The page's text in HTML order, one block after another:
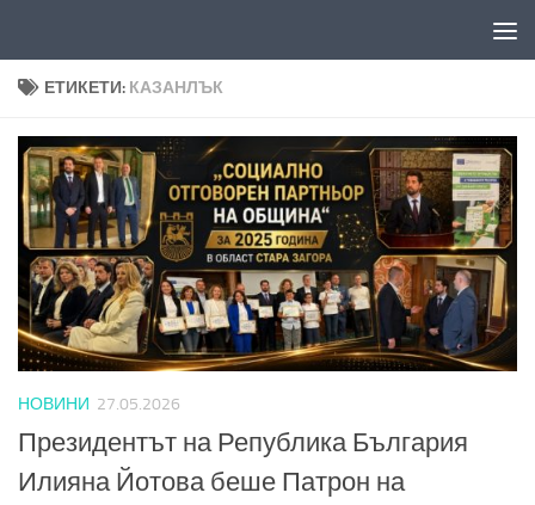
ЕТИКЕТИ: КАЗАНЛЪК
НОВИНИ 27.05.2026
Президентът на Република България
Илияна Йотова беше Патрон на